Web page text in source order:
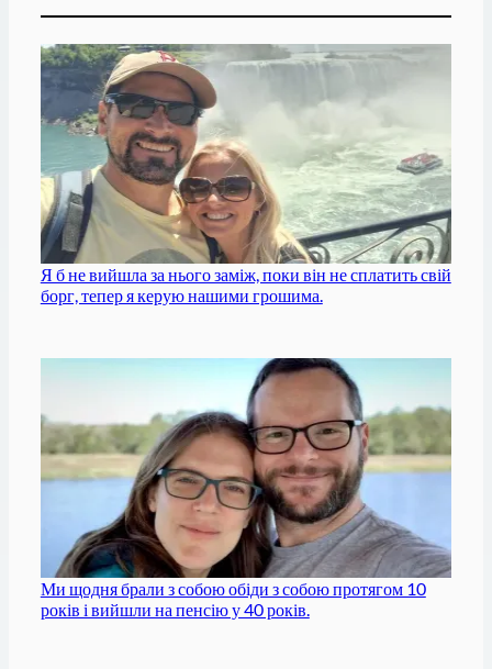
Я б не вийшла за нього заміж, поки він не сплатить свій
борг, тепер я керую нашими грошима.
Ми щодня брали з собою обіди з собою протягом 10
років і вийшли на пенсію у 40 років.